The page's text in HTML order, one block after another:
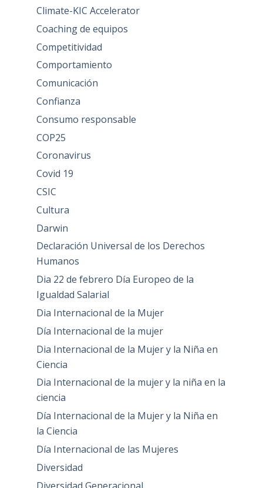
Climate-KIC Accelerator
Coaching de equipos
Competitividad
Comportamiento
Comunicación
Confianza
Consumo responsable
COP25
Coronavirus
Covid 19
CSIC
Cultura
Darwin
Declaración Universal de los Derechos
Humanos
Dia 22 de febrero Día Europeo de la
Igualdad Salarial
Dia Internacional de la Mujer
Día Internacional de la mujer
Dia Internacional de la Mujer y la Niña en
Ciencia
Dia Internacional de la mujer y la niña en la
ciencia
Día Internacional de la Mujer y la Niña en
la Ciencia
Día Internacional de las Mujeres
Diversidad
Diversidad Generacional